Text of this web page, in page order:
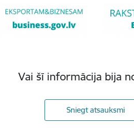
Vai šī informācija bija
Sniegt atsauksmi